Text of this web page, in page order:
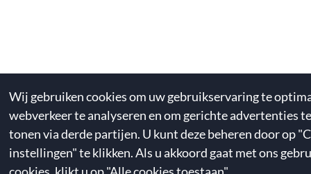
Wij gebruiken cookies om uw gebruikservaring te
webverkeer te analyseren en om gerichte advertenties
tonen via derde partijen. U kunt deze beheren door op
instellingen" te klikken. Als u akkoord gaat met ons